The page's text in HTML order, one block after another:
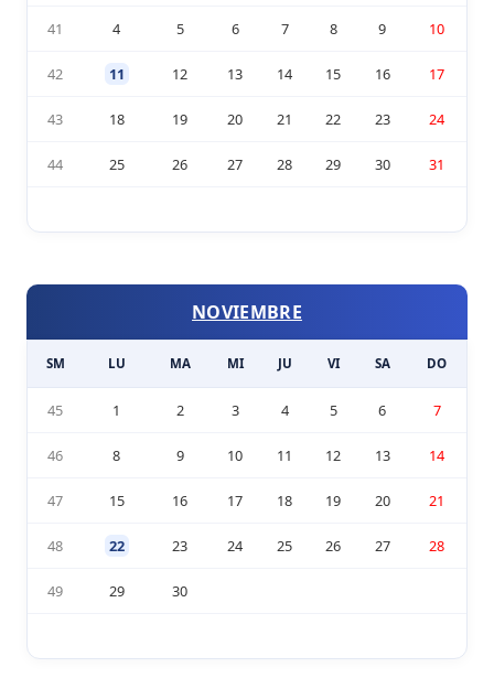
41 4 5 6 7 8 9 10
42 11 12 13 14 15 16 17
43 18 19 20 21 22 23 24
44 25 26 27 28 29 30 31
NOVIEMBRE
SM LU MA MI JU VI SA DO
45 1 2 3 4 5 6 7
46 8 9 10 11 12 13 14
47 15 16 17 18 19 20 21
48 22 23 24 25 26 27 28
49 29 30